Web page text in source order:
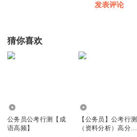
发表评论
猜你喜欢
公务员公考行测【成
语高频】
【公务员】公考行测
（资料分析）高分模